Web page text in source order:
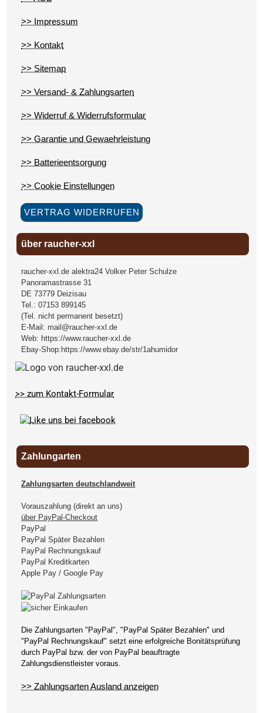
>> Impressum
>> Kontakt
>> Sitemap
>> Versand- & Zahlungsarten
>> Widerruf & Widerrufsformular
>> Garantie und Gewaehrleistung
>> Batterieentsorgung
>> Cookie Einstellungen
VERTRAG WIDERRUFEN
über raucher-xxl
raucher-xxl.de alektra24 Volker Peter Schulze
Panoramastrasse 31
DE 73779 Deizisau
Tel.:07153 899145
(Tel. nicht permanent besetzt)
E-Mail: mail@raucher-xxl.de
Web: https://www.raucher-xxl.de
Ebay-Shop: https://www.ebay.de/str/1ahumidor
>> zum Kontakt-Formular
Zahlungarten
Zahlungsarten deutschlandweit
Vorauszahlung (direkt an uns)
über PayPal-Checkout
PayPal
PayPal Später Bezahlen
PayPal Rechnungskauf
PayPal Kreditkarten
Apple Pay / Google Pay
Die Zahlungsarten "PayPal", "PayPal Später Bezahlen" und
"PayPal Rechnungskauf" setzt eine erfolgreiche Bonitätsprüfung
durch PayPal bzw. der von PayPal beauftragte
Zahlungsdienstleister voraus.
>> Zahlungsarten Ausland anzeigen